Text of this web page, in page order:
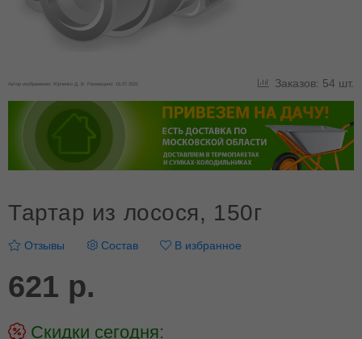
Автор изображения: Юрченко Д. В. Размещено: 16.07.2021 Заказов: 54 шт.
Тартар из лосося, 150г
Отзывы Состав В избранное
621 р.
Скидки сегодня: